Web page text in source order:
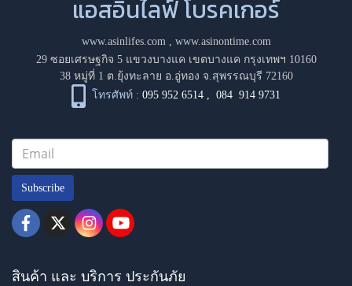
แอสอินไลฟ์ โบรคเกอร์
www.asinlifes.com, www.asinontime.com
29 ซอยเศรษฐกิจ 5 แขวงบางแค เขตบางแค กรุงเทพฯ 10160
38 หมู่ที่ 1 ต.ยุ้งทะลาย อ.อู่ทอง จ.สุพรรณบุรี 72160
โทรศัพท์ : 095 952 6514 ,084 914 9731
Subscribe
สินค้า และ บริการ ประกันภัย